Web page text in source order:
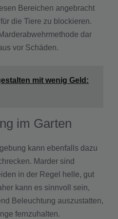
Bereichen angebracht
die Tiere zu blockieren.
dar
vor Schäden.
mit wenig Geld:
im Garten
kann ebenfalls dazu
Marder sind
in der Regel helle, gut
kann es sinnvoll sein,
Beleuchtung auszustatten,
fernzuhalten.